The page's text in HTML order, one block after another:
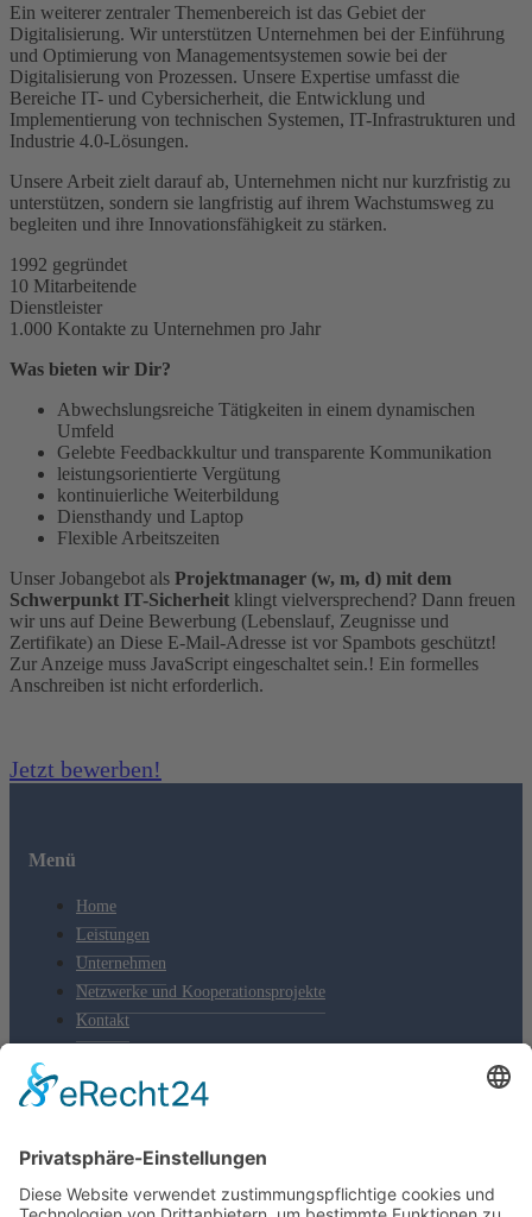
Ein weiterer zentraler Themenbereich ist das Gebiet der
Digitalisierung. Wir unterstützen Unternehmen bei der Einführung
und Optimierung von Managementsystemen sowie bei der
Digitalisierung von Prozessen. Unsere Expertise umfasst die
Bereiche IT- und Cybersicherheit, die Entwicklung und
Implementierung von technischen Systemen, IT-Infrastrukturen und
Industrie 4.0-Lösungen.
Unsere Arbeit zielt darauf ab, Unternehmen nicht nur kurzfristig zu
unterstützen, sondern sie langfristig auf ihrem Wachstumsweg zu
begleiten und ihre Innovationsfähigkeit zu stärken.
1992 gegründet
10 Mitarbeitende
Dienstleister
1.000 Kontakte zu Unternehmen pro Jahr
Was bieten wir Dir?
Abwechslungsreiche Tätigkeiten in einem dynamischen
Umfeld
Gelebte Feedbackkultur und transparente Kommunikation
leistungsorientierte Vergütung
kontinuierliche Weiterbildung
Diensthandy und Laptop
Flexible Arbeitszeiten
Unser Jobangebot als Projektmanager (w, m, d) mit dem
Schwerpunkt IT-Sicherheit klingt vielversprechend? Dann freuen
wir uns auf Deine Bewerbung (Lebenslauf, Zeugnisse und
Zertifikate) an Diese E-Mail-Adresse ist vor Spambots geschützt!
Zur Anzeige muss JavaScript eingeschaltet sein.! Ein formelles
Anschreiben ist nicht erforderlich.
Jetzt bewerben!
Menü
Home
Leistungen
Unternehmen
Netzwerke und Kooperationsprojekte
Kontakt
Kontakt
Tel.: +49 391 74435-20
E-Mail: Diese E-Mail-Adresse ist vor Spambots geschützt! Zur